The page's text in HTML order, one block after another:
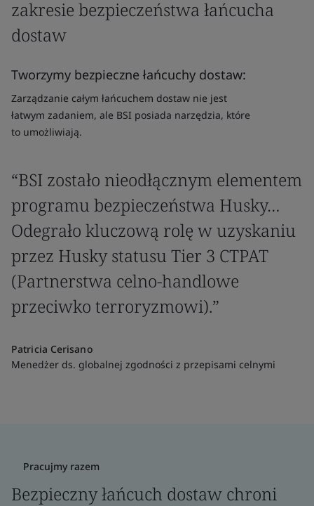
zakresie bezpieczeństwa łańcucha
dostaw
Tworzymy bezpieczne łańcuchy dostaw:
Zarządzanie całym łańcuchem dostaw nie jest
łatwym zadaniem, ale BSI posiada narzędzia, które
to umożliwiają.
“BSI zostało nieodłącznym elementem
programu bezpieczeństwa Husky…
Odegrało kluczową rolę w uzyskaniu
przez Husky statusu Tier 3 CTPAT
(Partnerstwa celno-handlowe
przeciwko terroryzmowi).”
Patricia Cerisano
Menedżer ds. globalnej zgodności z przepisami celnymi
Pracujmy razem
Bezpieczny łańcuch dostaw chroni